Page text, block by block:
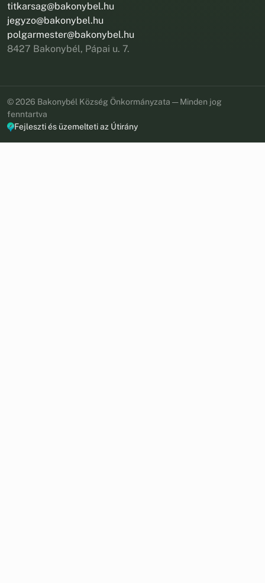
titkarsag@bakonybel.hu
jegyzo@bakonybel.hu
polgarmester@bakonybel.hu
8427 Bakonybél, Pápai u. 7.
© 2026 Bakonybél Község Önkormányzata — Minden jog
fenntartva
Fejleszti és üzemelteti az Útirány